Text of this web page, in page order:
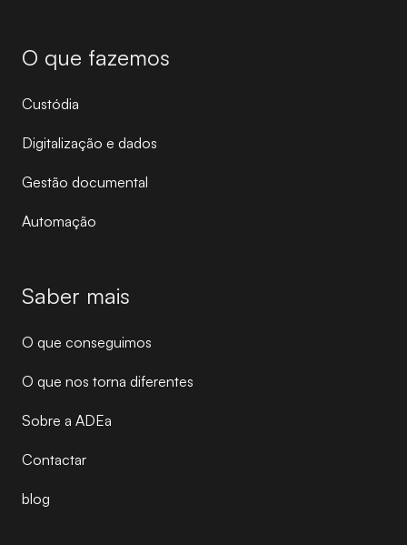
O que fazemos
Custódia
Digitalização e dados
Gestão documental
Automação
Saber mais
O que conseguimos
O que nos torna diferentes
Sobre a ADEa
Contactar
blog